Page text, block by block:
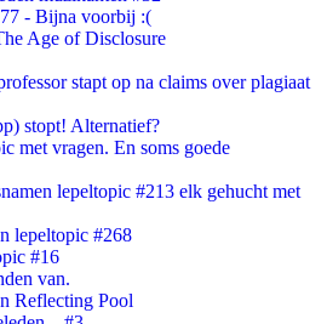
- Bijna voorbij :(
Age of Disclosure
stapt op na claims over plagiaat
stopt! Alternatief?
met vragen. En soms goede
lepeltopic #213 elk gehucht met
lepeltopic #268
#16
van.
Reflecting Pool